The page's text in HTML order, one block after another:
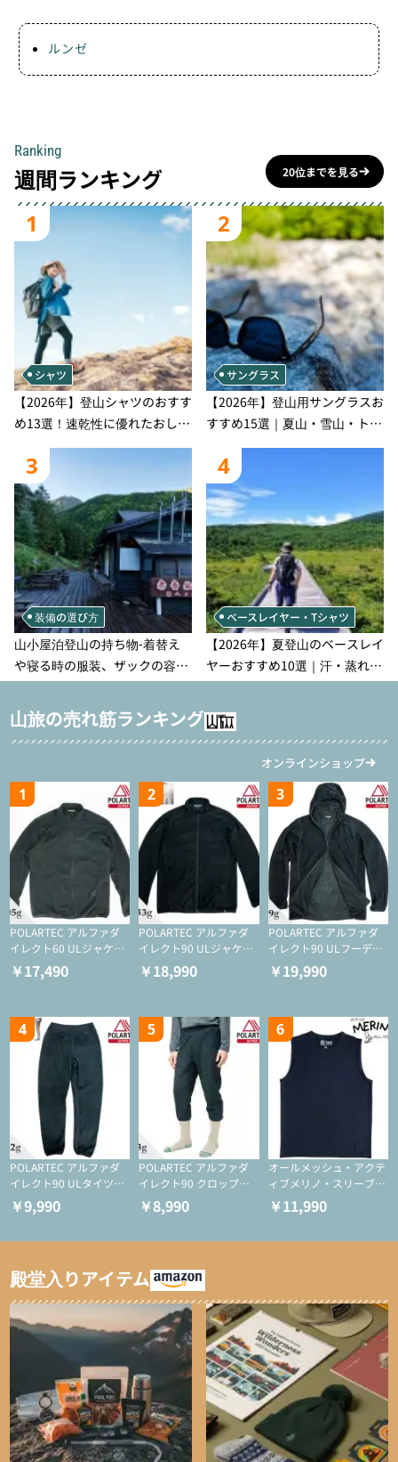
ルンゼ
Ranking
週間ランキング 20位までを見る
1
シャツ
【2026年】登山シャツのおすす
め13選！速乾性に優れたおしゃ
れなモデルを徹底紹介！
2
サングラス
【2026年】登山用サングラスお
すすめ15選｜夏山・雪山・トレ
ラン別、シーンで選ぶ失敗しな
い一本
3
装備の選び方
山小屋泊登山の持ち物‐着替え
や寝る時の服装、ザックの容量
などを徹底紹介！1泊2日、2泊3
日用のリスト付き
4
ベースレイヤー・Tシャツ
【2026年】夏登山のベースレイ
ヤーおすすめ10選｜汗・蒸れ・
汗冷え対策に効く選び方
山旅の売れ筋ランキング
オンラインショップ
1
POLARTEC アルファダ
イレクト60 ULジャケッ
ト（登山/ミドルレイヤ
ー/化繊ジャケット）
￥17,490
2
POLARTEC アルファダ
イレクト90 ULジャケッ
ト（アクティブインサレ
ーション/ミドルレイヤ
￥18,990
3
POLARTEC アルファダ
イレクト90 ULフーディ
（アクティブインサレー
ション/ミドルレイヤー/
￥19,990
4
POLARTEC アルファダ
イレクト90 ULタイツ
（アクティブインサレー
ション/テント泊用パジ
￥9,990
5
POLARTEC アルファダ
イレクト90 クロップド
ULタイツ（アクティブ
インサレーション/テン
￥8,990
6
オールメッシュ・アクテ
ィブメリノ・スリーブレ
ス
￥11,990
殿堂入りアイテム